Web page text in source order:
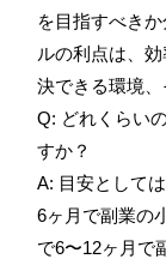
を目指すべき
ルの利点は、
決できる環境、
Q: どれくらい
すか？
A: 目安として
6ヶ月で副業の
で6〜12ヶ月で